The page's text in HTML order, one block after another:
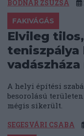
BODNÁR ZSUZSA
FAKIVÁGÁS
Elvileg
teniszpálya
A helyi építési
besorolású
mégis sikerült.
SEGESVÁRI CSABA